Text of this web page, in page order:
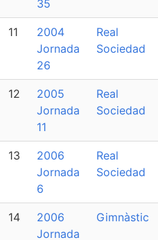
35
11
2004
Jornada
26
Real
Sociedad
12
2005
Jornada
11
Real
Sociedad
13
2006
Jornada
6
Real
Sociedad
14
2006
Jornada
Gimnàstic